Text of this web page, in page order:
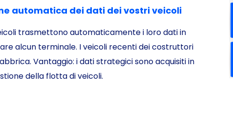
automatica dei dati dei vostri veicoli
trasmettono automaticamente i loro dati in
alcun terminale. I veicoli recenti dei costruttori
Vantaggio: i dati strategici sono acquisiti in
della flotta di veicoli.